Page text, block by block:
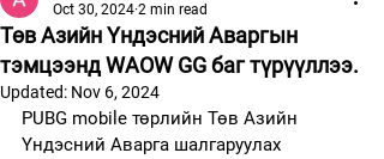
Төв Азийн Үндэсний Аваргын
тэмцээнд WAOW GG баг түрүүллээ.
Oct 30, 2024 2 min read
Updated: Nov 6, 2024
PUBG mobile төрлийн Төв Азийн
Үндэсний Аварга шалгаруулах